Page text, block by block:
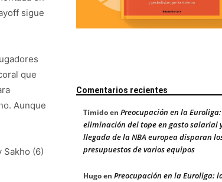
sigue
que
Aunque
Sakho (6)
Comentarios recientes
Tímidoen Preocupación en la
eliminación del tope en gasto salarial
llegada de la NBA europea disparan
presupuestos de varios equipos
Hugoen Preocupación en la Euroliga: